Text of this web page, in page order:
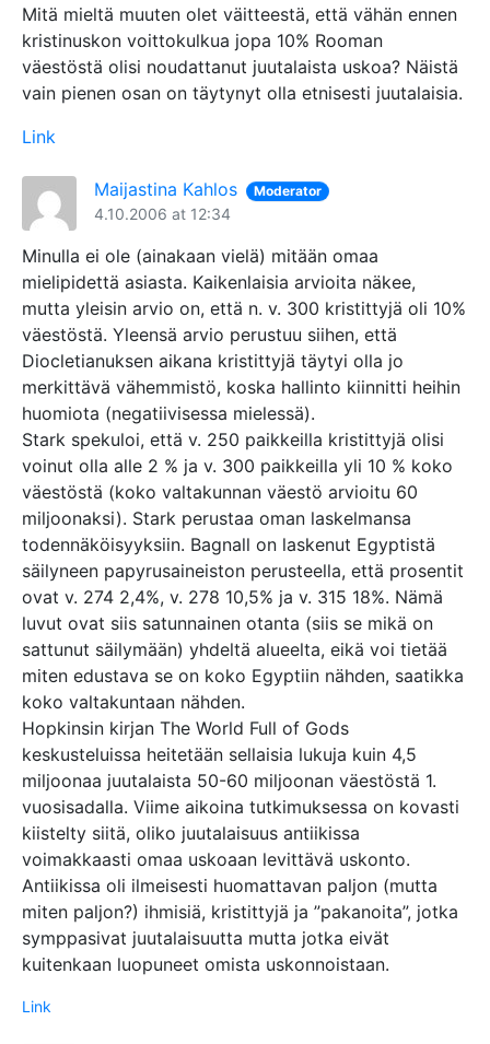
Mitä mieltä muuten olet väitteestä, että vähän ennen
kristinuskon voittokulkua jopa 10% Rooman
väestöstä olisi noudattanut juutalaista uskoa? Näistä
vain pienen osan on täytynyt olla etnisesti juutalaisia.
Link
Maijastina Kahlos Moderator
4.10.2006 at 12:34
Minulla ei ole (ainakaan vielä) mitään omaa
mielipidettä asiasta. Kaikenlaisia arvioita näkee,
mutta yleisin arvio on, että n. v. 300 kristittyjä oli 10%
väestöstä. Yleensä arvio perustuu siihen, että
Diocletianuksen aikana kristittyjä täytyi olla jo
merkittävä vähemmistö, koska hallinto kiinnitti heihin
huomiota (negatiivisessa mielessä).
Stark spekuloi, että v. 250 paikkeilla kristittyjä olisi
voinut olla alle 2 % ja v. 300 paikkeilla yli 10 % koko
väestöstä (koko valtakunnan väestö arvioitu 60
miljoonaksi). Stark perustaa oman laskelmansa
todennäköisyyksiin. Bagnall on laskenut Egyptistä
säilyneen papyrusaineiston perusteella, että prosentit
ovat v. 274 2,4%, v. 278 10,5% ja v. 315 18%. Nämä
luvut ovat siis satunnainen otanta (siis se mikä on
sattunut säilymään) yhdeltä alueelta, eikä voi tietää
miten edustava se on koko Egyptiin nähden, saatikka
koko valtakuntaan nähden.
Hopkinsin kirjan The World Full of Gods
keskusteluissa heitetään sellaisia lukuja kuin 4,5
miljoonaa juutalaista 50-60 miljoonan väestöstä 1.
vuosisadalla. Viime aikoina tutkimuksessa on kovasti
kiistelty siitä, oliko juutalaisuus antiikissa
voimakkaasti omaa uskoaan levittävä uskonto.
Antiikissa oli ilmeisesti huomattavan paljon (mutta
miten paljon?) ihmisiä, kristittyjä ja ”pakanoita”, jotka
symppasivat juutalaisuutta mutta jotka eivät
kuitenkaan luopuneet omista uskonnoistaan.
Link